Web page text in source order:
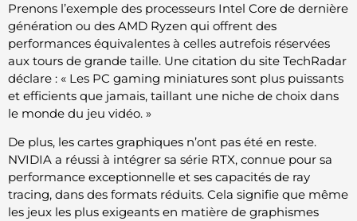
Prenons l’exemple des processeurs Intel Core de dernière
génération ou des AMD Ryzen qui offrent des
performances équivalentes à celles autrefois réservées
aux tours de grande taille. Une citation du site TechRadar
déclare : « Les PC gaming miniatures sont plus puissants
et efficients que jamais, taillant une niche de choix dans
le monde du jeu vidéo. »
De plus, les cartes graphiques n’ont pas été en reste.
NVIDIA a réussi à intégrer sa série RTX, connue pour sa
performance exceptionnelle et ses capacités de ray
tracing, dans des formats réduits. Cela signifie que même
les jeux les plus exigeants en matière de graphismes